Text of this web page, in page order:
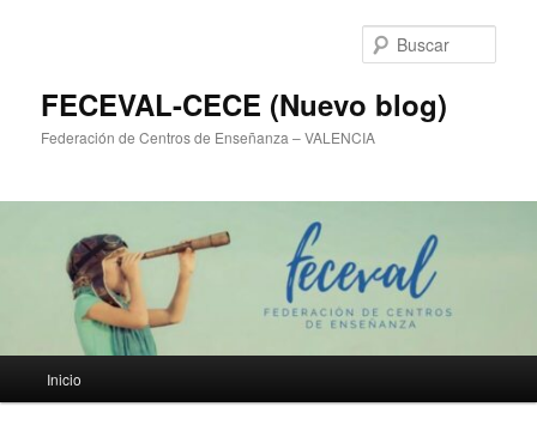
FECEVAL-CECE (Nuevo blog)
Federación de Centros de Enseñanza – VALENCIA
principal
Inicio